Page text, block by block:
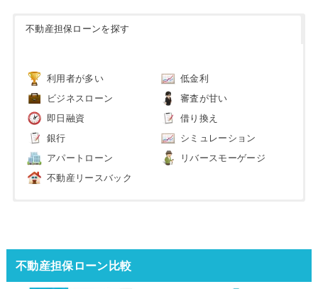
不動産担保ローンを探す
利用者が多い 低金利
ビジネスローン 審査が甘い
即日融資 借り換え
銀行 シミュレーション
アパートローン リバースモーゲージ
不動産リースバック
不動産担保ローン比較